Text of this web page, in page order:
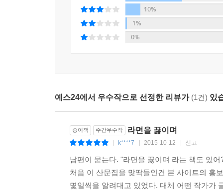
돌아오는데, 피곤은 곧 삶인 것이어서, 그래서 그
성이 퍼질 적에 갑자기 바다에 빠진 큰 배와 거기
겨우 쓴다.
---「세월호」중에서
지난날 한 인터뷰에서 김훈은 이렇게 말했다.
“나는 글을 쓸 때 어떤 전압에 끌린다. 전압이 높
고압전류가 흐른다.
김훈 문장의 힘은 버리고 벼리는 데서 온다. 이
정수’를 읽는 희열과 감동을 온전히 느낄 수 있는
간절해서 쓴 것들도 모두 시간에 쓸려서 바래
것이리라.
10%
1%
0%
예스24에서 우수작으로 선정한 리뷰가 (1건) 있
종이책 주간우수작 라면을 끓이며
k****7 2015-10-12 신고
남편이 묻는다. "라면을 끓이며 라는 책도 있
처음 이 산문집을 맞딱들인건 본 사이트의 홍
몇일씩을 알려대고 있었다. 대체 어떤 작가가